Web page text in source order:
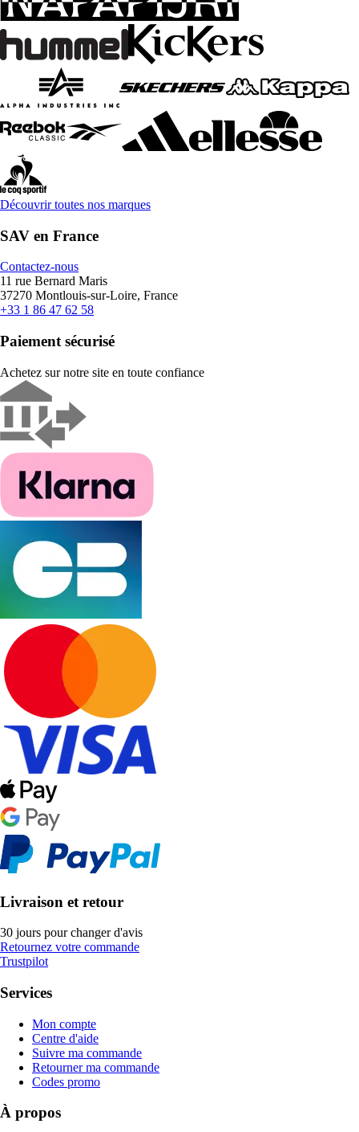
Découvrir toutes nos marques
SAV en France
Contactez-nous
11 rue Bernard Maris
37270 Montlouis-sur-Loire, France
+33 1 86 47 62 58
Paiement sécurisé
Achetez sur notre site en toute confiance
Livraison et retour
30 jours pour changer d'avis
Retournez votre commande
Trustpilot
Services
Mon compte
Centre d'aide
Suivre ma commande
Retourner ma commande
Codes promo
À propos